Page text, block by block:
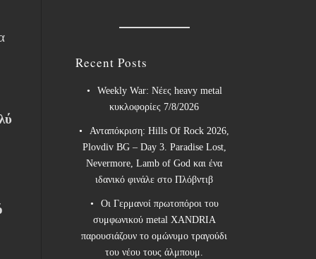
Recent Posts
Weekly War: Νέες heavy metal
κυκλοφορίες 7/8/2026
Ανταπόκριση: Hills Of Rock 2026,
Plovdiv BG – Day 3. Paradise Lost,
Nevermore, Lamb of God και ένα
ιδανικό φινάλε στο Πλόβντιβ
Οι Γερμανοί πρωτοπόροι του
συμφωνικού metal XANDRIA
παρουσιάζουν το ομώνυμο τραγούδι
του νέου τους άλμπουμ.